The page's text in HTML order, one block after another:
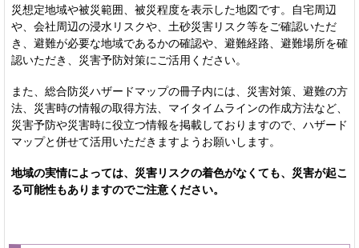
災想定地域や被災範囲、被災程度を表示した地図です。自宅周辺
や、会社周辺の浸水リスクや、土砂災害リスク等をご確認いただ
き、避難が必要な地域であるかの確認や、避難経路、避難場所を確
認いただき、災害予防対策にご活用ください。
また、総合防災ハザードマップの冊子内には、災害対策、避難の方
法、災害時の情報の取得方法、マイタイムラインの作成方法など、
災害予防や災害時に役立つ情報を掲載しておりますので、ハザード
マップと併せて活用いただきますようお願いします。
地域の実情によっては、災害リスクの着色がなくても、災害が起こ
る可能性もありますのでご注意ください。